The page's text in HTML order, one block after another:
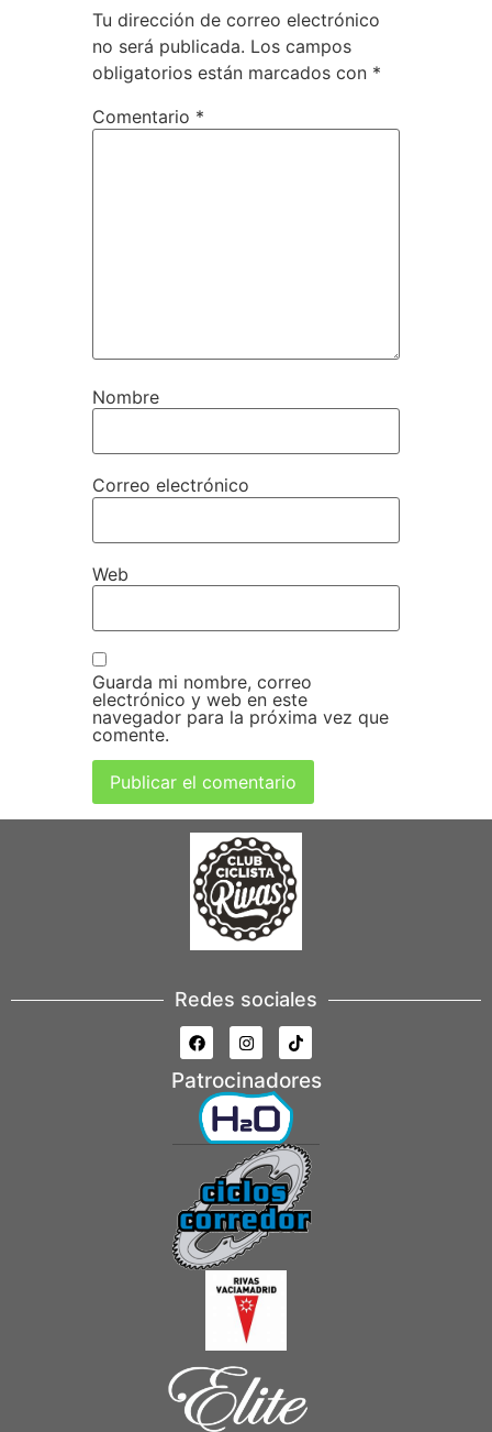
Tu dirección de correo electrónico
no será publicada. Los campos
obligatorios están marcados con *
Comentario *
Nombre
Correo electrónico
Web
Guarda mi nombre, correo
electrónico y web en este
navegador para la próxima vez que
comente.
Redes sociales
Patrocinadores